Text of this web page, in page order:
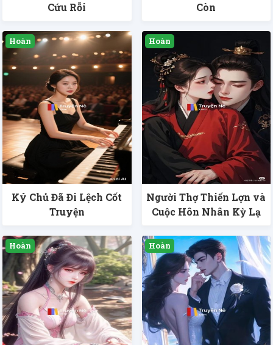
Cứu Rỗi
Còn
Ký Chủ Đã Đi Lệch Cốt
Truyện
Người Thợ Thiến Lợn và
Cuộc Hôn Nhân Kỳ Lạ